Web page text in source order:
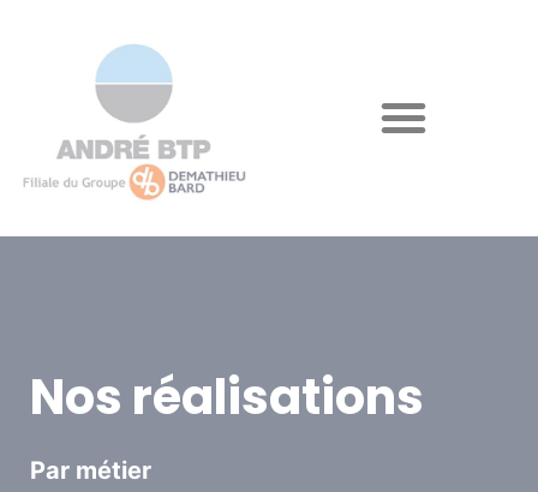
Nos réalisations
Par métier